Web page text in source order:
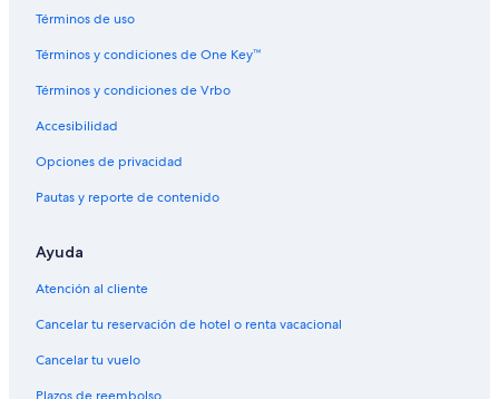
Hoteles con spa en Harbor
Hoteles baratos en Harbor
Hoteles de senderismo en Harbor
Hoteles en Harbor
Moteles en Harbor
Cabañas en Ophir
Hoteles en Ophir
Hoteles cerca de Playa Secret Beach
Cabañas en Sixes
Hoteles con bar en Sixes
Moteles en Sixes
Términos de uso
Términos y condiciones de One Key™
Términos y condiciones de Vrbo
Accesibilidad
Opciones de privacidad
Pautas y reporte de contenido
Ayuda
Atención al cliente
Cancelar tu reservación de hotel o renta vacacional
Cancelar tu vuelo